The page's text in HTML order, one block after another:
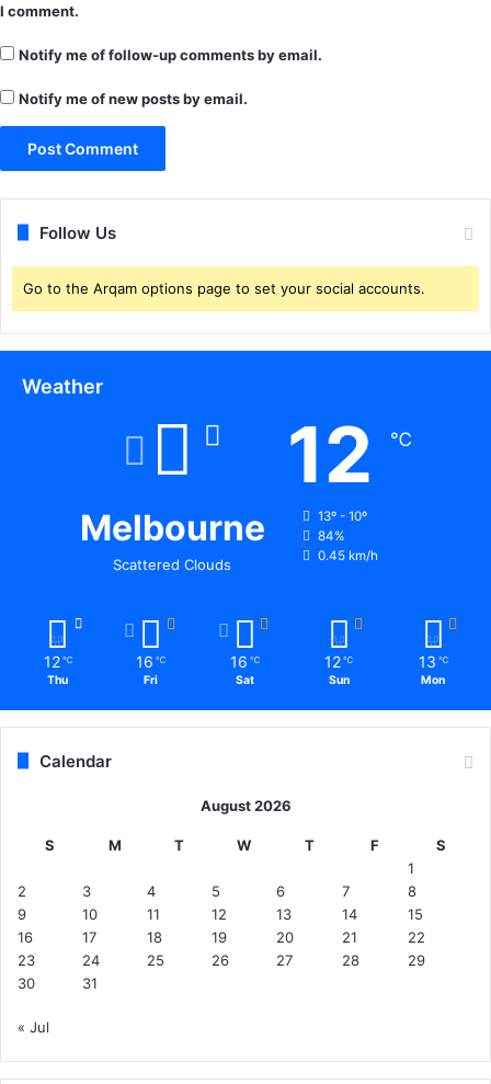
I comment.
Notify me of follow-up comments by email.
Notify me of new posts by email.
Follow Us
Go to the Arqam options page to set your social accounts.
Weather
Melbourne
Scattered Clouds
12 ℃
13º - 10º
84%
0.45 km/h
12 ℃
Thu
16 ℃
Fri
16 ℃
Sat
12 ℃
Sun
13 ℃
Mon
Calendar
August 2026
S M T W T F
S
1
2
3 4 5 6 7
8
9
10 11 12 13 14
15
16
17 18 19 20 21
22
23
24 25 26 27 28
29
30
31
« Jul